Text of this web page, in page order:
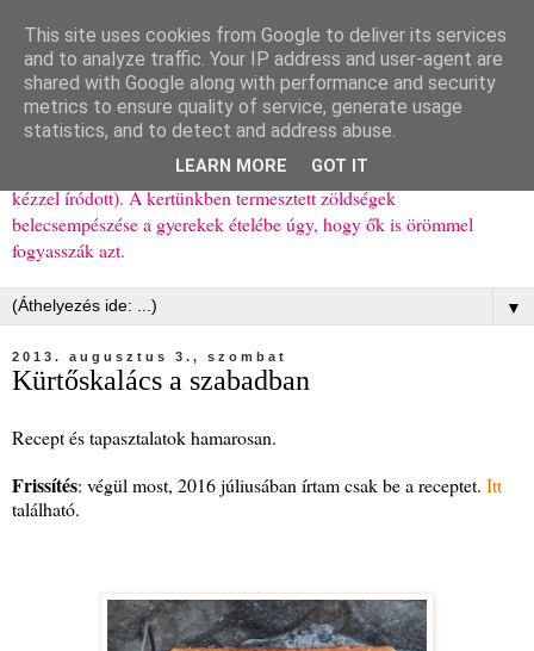
Ízőrző
Kisgyerekes család kipróbált, többnyire egészséges ételeket
bemutató receptjei a mindennapokra (mert a papírfecniket folyton
elhagyom) és gyerekeimnek ajándékba (mint régen, csak ez nem
kézzel íródott). A kertünkben termesztett zöldségek
belecsempészése a gyerekek ételébe úgy, hogy ők is örömmel
fogyasszák azt.
▼
2013. augusztus 3., szombat
Kürtőskalács a szabadban
Recept és tapasztalatok hamarosan.
Frissítés: végül most, 2016 júliusában írtam csak be a receptet. Itt
található.
This site uses cookies from Google to deliver its services
and to analyze traffic. Your IP address and user-agent are
shared with Google along with performance and security
metrics to ensure quality of service, generate usage
statistics, and to detect and address abuse.
LEARN MORE GOT IT